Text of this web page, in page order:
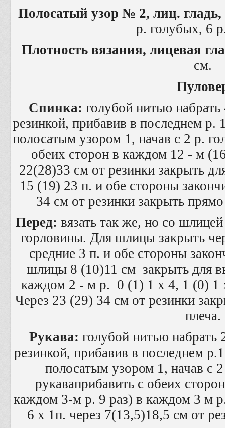
Полосатый узор № 2, лиц.
р. голубых, 6
Плотность вязания, лицевая
см.
Спинка: голубой нитью
резинкой, прибавив в последнем р.
полосатым узором 1, начав с 2 р.
обеих сторон в каждом 12 - м
22(28)33 см от резинки закрыть
15 (19) 23 п. и обе стороны
34 см от резинки закрыть
Перед: вязать так же, но со
горловины. Для шлицы закрыть
средние 3 п. и обе стороны
шлицы 8 (10)11 см закрыть для
каждом 2 - м р. 0 (1) 1 х 4, 1 (0) 1
Через 23 (29) 34 см от резинки
плеча.
Рукава: голубой нитью набрать
резинкой, прибавив в последнем
полосатым узором 1, начав с
рукаваприбавить с обеих
каждом 3-м р. 9 раз) в каждом 3
6 x 1п. через 7(13,5)18,5 см от